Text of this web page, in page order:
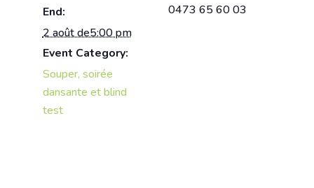
End:
2 août de5:00 pm
Event Category:
Souper, soirée
dansante et blind
test
0473 65 60 03